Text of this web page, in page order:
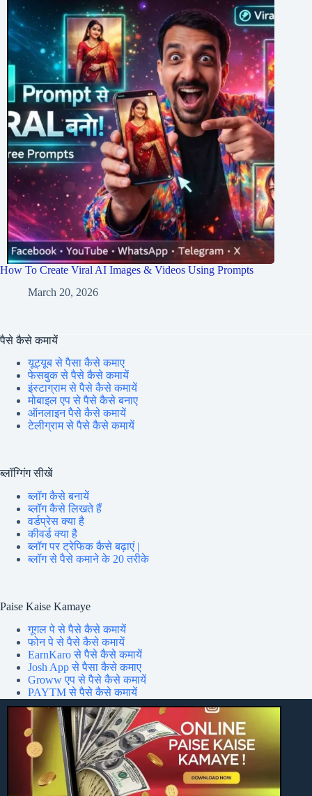
How To Create Viral AI Images & Videos Using Prompts
March 20, 2026
पैसे कैसे कमायें
यूट्यूब से पैसा कैसे कमाए
फेसबुक से पैसे कैसे कमायें
इंस्टाग्राम से पैसे कैसे कमायें
मोबाइल एप से पैसे कैसे बनाए
ऑनलाइन पैसे कैसे कमायें
टेलीग्राम से पैसे कैसे कमायें
ब्लॉग्गिंग सीखें
ब्लॉग कैसे बनायें
ब्लॉग कैसे लिखते हैं
वर्डप्रेस क्या है
कीवर्ड क्या है
ब्लॉग पर ट्रेफिक कैसे बढ़ाएं |
ब्लॉग से पैसे कमाने के 20 तरीके
Paise Kaise Kamaye
गूगल पे से पैसे कैसे कमायें
फोन पे से पैसे कैसे कमायें
EarnKaro से पैसे कैसे कमायें
Josh App से पैसा कैसे कमाए
Groww एप से पैसे कैसे कमायें
PAYTM से पैसे कैसे कमायें